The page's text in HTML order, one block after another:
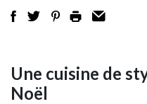
Une cuisine de
Noël